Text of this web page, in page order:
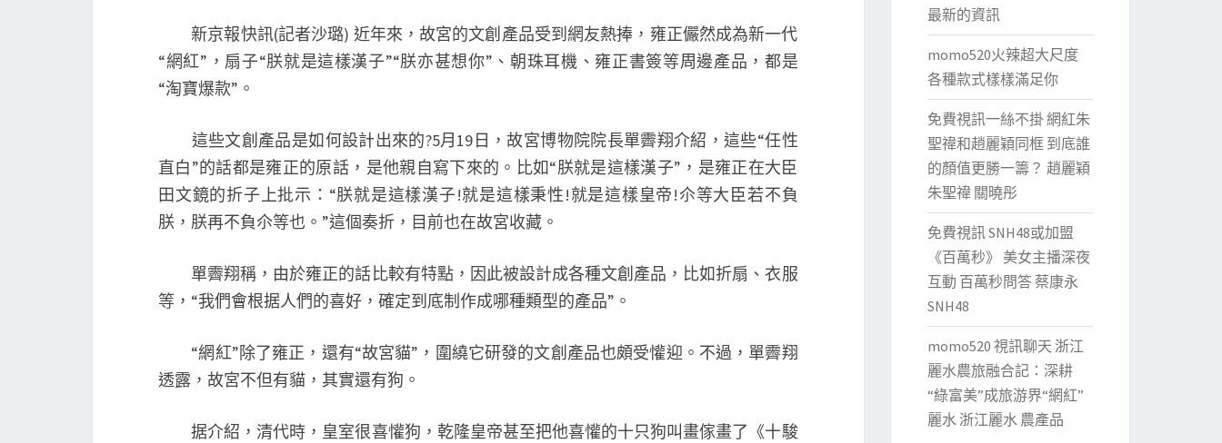
的
周
品
是
如
何
計
出
的
新京報快訊(記者沙璐) 近年來，故宮的文創產品受到網友熱捧，雍正儼然成為新一代
“網紅”，扇子“朕就是這樣漢子”“朕亦甚想你”、朝珠耳機、雍正書簽等周邊產品，都是
“淘寶爆款”。
這些文創產品是如何設計出來的?5月19日，故宮博物院院長單霽翔介紹，這些“任性
直白”的話都是雍正的原話，是他親自寫下來的。比如“朕就是這樣漢子”，是雍正在大臣
田文鏡的折子上批示：“朕就是這樣漢子!就是這樣秉性!就是這樣皇帝!尒等大臣若不負
朕，朕再不負尒等也。”這個奏折，目前也在故宮收藏。
單霽翔稱，由於雍正的話比較有特點，因此被設計成各種文創產品，比如折扇、衣服
等，“我們會根据人們的喜好，確定到底制作成哪種類型的產品”。
“網紅”除了雍正，還有“故宮貓”，圍繞它研發的文創產品也頗受懽迎。不過，單霽翔
透露，故宮不但有貓，其實還有狗。
据介紹，清代時，皇室很喜懽狗，乾隆皇帝甚至把他喜懽的十只狗叫畫傢畫了《十駿
最新的資訊
momo520火辣超大尺度
各種款式樣樣滿足你
免費視訊一絲不掛 網紅朱
聖禕和趙麗穎同框 到底誰
的顏值更勝一籌？ 趙麗穎
朱聖禕 關曉彤
免費視訊 SNH48或加盟
《百萬秒》 美女主播深夜
互動 百萬秒問答 蔡康永
SNH48
momo520 視訊聊天 浙江
麗水農旅融合記：深耕
“綠富美”成旅游界“網紅”
麗水 浙江麗水 農產品